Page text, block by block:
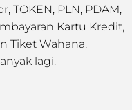
TOKEN, PLN, PDAM,
Kartu Kredit,
Tiket Wahana,
lagi.